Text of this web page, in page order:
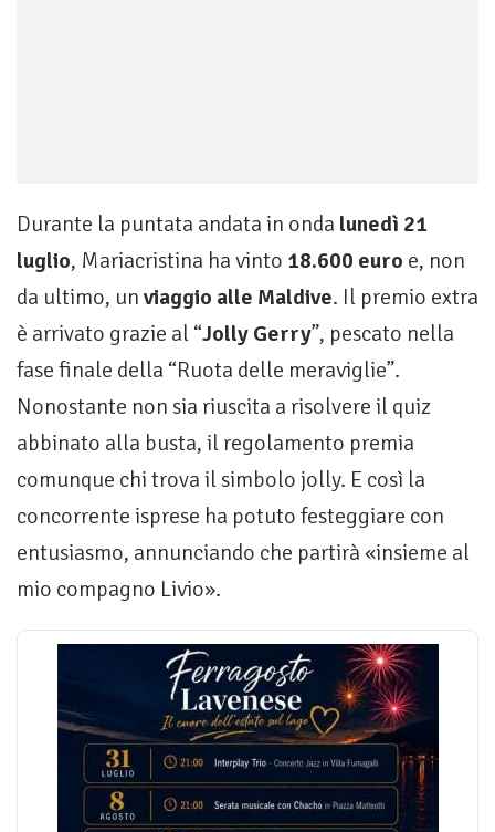
Durante la puntata andata in onda lunedì 21
luglio, Mariacristina ha vinto 18.600 euro e, non
da ultimo, un viaggio alle Maldive. Il premio extra
è arrivato grazie al “Jolly Gerry”, pescato nella
fase finale della “Ruota delle meraviglie”.
Nonostante non sia riuscita a risolvere il quiz
abbinato alla busta, il regolamento premia
comunque chi trova il simbolo jolly. E così la
concorrente isprese ha potuto festeggiare con
entusiasmo, annunciando che partirà «insieme al
mio compagno Livio».